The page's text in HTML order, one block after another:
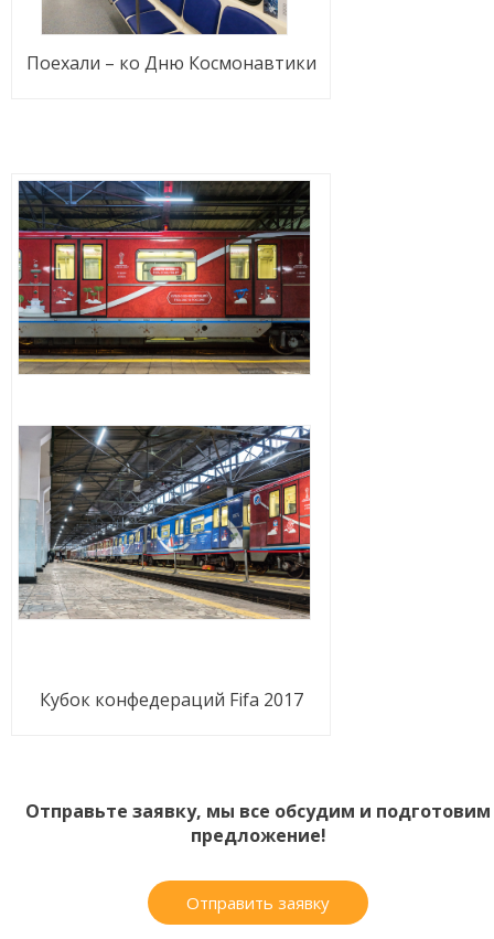
Поехали – ко Дню Космонавтики
Кубок конфедераций Fifa 2017
Отправьте заявку, мы все обсудим и подготовим
предложение!
Отправить заявку